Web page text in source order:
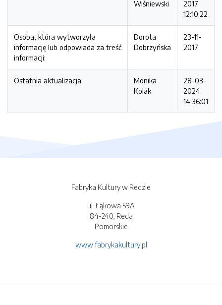
Wiśniewski
2017
12:10:22
Osoba, która wytworzyła
informację lub odpowiada za treść
informacji:
Dorota
Dobrzyńska
23-11-
2017
Ostatnia aktualizacja:
Monika
Kolak
28-03-
2024
14:36:01
Fabryka Kultury w Redzie
ul. Łąkowa 59A
84-240, Reda
Pomorskie
www.fabrykakultury.pl